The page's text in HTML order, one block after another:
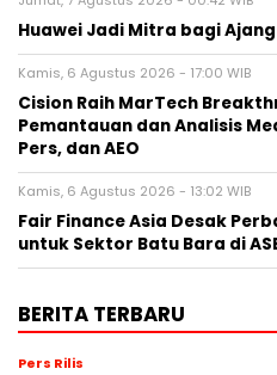
Huawei Jadi Mitra bagi Ajang
Kamis, 6 Agustus 2026 - 17:00 WIB
Cision Raih MarTech
Pemantauan dan Analisis
Pers, dan AEO
Kamis, 6 Agustus 2026 - 13:02 WIB
Fair Finance Asia Desak
untuk Sektor Batu Bara di
BERITA TERBARU
Pers Rilis